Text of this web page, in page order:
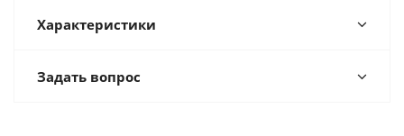
Характеристики
Задать вопрос